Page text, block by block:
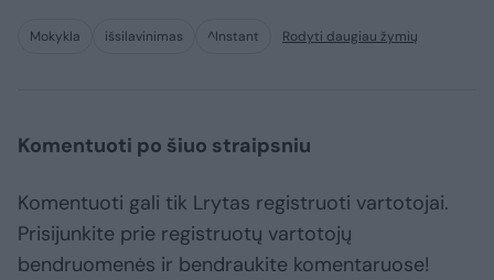
Mokykla išsilavinimas ^Instant Rodyti daugiau žymių
Komentuoti po šiuo straipsniu
Komentuoti gali tik Lrytas registruoti vartotojai.
Prisijunkite prie registruotų vartotojų
bendruomenės ir bendraukite komentaruose!